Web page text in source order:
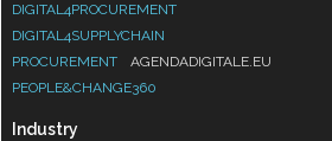
DIGITAL4PROCUREMENT
DIGITAL4SUPPLYCHAIN
PROCUREMENT
AGENDADIGITALE.EU
PEOPLE&CHANGE360
Industry